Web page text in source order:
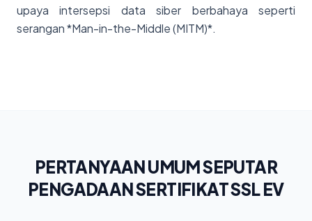
upaya intersepsi data siber berbahaya seperti
serangan *Man-in-the-Middle (MITM)*.
PERTANYAAN UMUM SEPUTAR
PENGADAAN SERTIFIKAT SSL EV